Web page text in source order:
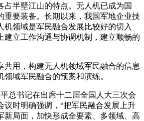
占半壁江山的特点。无人机已成为国
重要装备。长期以来，我国军地企业技
机领域是军民融合发展比较好的切入
建立工作沟通与协调机制，建立顺畅的
用，构建无人机领域军民融合的信息
域军民融合的预案和演练。
书记在出席十二届全国人大三次会
议时明确强调，“把军民融合发展上升
新局面，加快形成全要素、多领域、高